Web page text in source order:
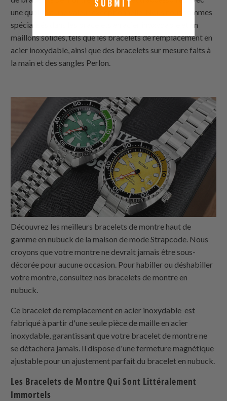
une qualité à une valeur exceptionnelle. Nous nous sommes
spécialisés dans les bracelets en acier inoxydable et en
maillons solides, tels que les bracelets de remplacement en
acier inoxydable, ainsi que des bracelets sur mesure faits à
la main et des sangles Perlon.
Découvrez les meilleurs bracelets de montre haut de
gamme en nubuck de la maison de mode Strapcode. Nous
croyons que votre montre ne devrait jamais être sous-
décorée pour aucune occasion. Pour habiller ou déshabiller
votre montre, consultez nos bracelets de montre en
nubuck.
Ce bracelet de remplacement en acier inoxydable est
fabriqué à partir d'une seule pièce de maille en acier
inoxydable, garantissant que votre bracelet de montre ne
se détachera jamais. Il dispose d'une fermeture magnétique
ajustable pour un ajustement parfait du bracelet en nubuck.
Les Bracelets de Montre Qui Sont Littéralement
Immortels
SUBMIT